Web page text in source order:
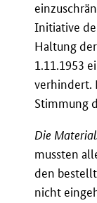
Initiative
Haltung
1.11.1953
verhindert.
Stimmung
Die
mussten
den
nicht